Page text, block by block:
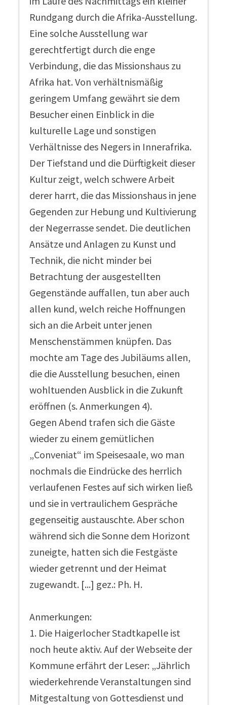
Rundgang durch die Afrika-Ausstellung.
Eine solche Ausstellung war
gerechtfertigt durch die enge
Verbindung, die das Missionshaus zu
Afrika hat. Von verhältnismäßig
geringem Umfang gewährt sie dem
Besucher einen Einblick in die
kulturelle Lage und sonstigen
Verhältnisse des Negers in Innerafrika.
Der Tiefstand und die Dürftigkeit dieser
Kultur zeigt, welch schwere Arbeit
derer harrt, die das Missionshaus in jene
Gegenden zur Hebung und Kultivierung
der Negerrasse sendet. Die deutlichen
Ansätze und Anlagen zu Kunst und
Technik, die nicht minder bei
Betrachtung der ausgestellten
Gegenstände auffallen, tun aber auch
allen kund, welch reiche Hoffnungen
sich an die Arbeit unter jenen
Menschenstämmen knüpfen. Das
mochte am Tage des Jubiläums allen,
die die Ausstellung besuchen, einen
wohltuenden Ausblick in die Zukunft
eröffnen (s. Anmerkungen 4).
Gegen Abend trafen sich die Gäste
wieder zu einem gemütlichen
„Conveniat“ im Speisesaale, wo man
nochmals die Eindrücke des herrlich
verlaufenen Festes auf sich wirken ließ
und sie in vertraulichem Gespräche
gegenseitig austauschte. Aber schon
während sich die Sonne dem Horizont
zuneigte, hatten sich die Festgäste
wieder getrennt und der Heimat
zugewandt. [...] gez.: Ph. H.
Anmerkungen:
1. Die Haigerlocher Stadtkapelle ist
noch heute aktiv. Auf der Webseite der
Kommune erfährt der Leser: „Jährlich
wiederkehrende Veranstaltungen sind
Mitgestaltung von Gottesdienst und